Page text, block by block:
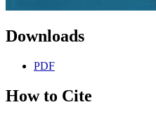
Downloads
PDF
How to Cite